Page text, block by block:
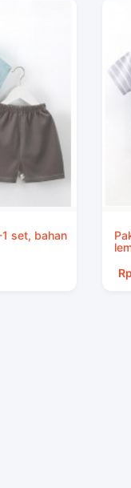
set, bahan